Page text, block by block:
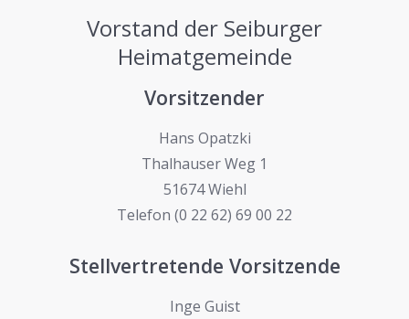
Vorstand der Seiburger
Heimatgemeinde
Vorsitzender
Hans Opatzki
Thalhauser Weg 1
51674 Wiehl
Telefon (0 22 62) 69 00 22
Stellvertretende Vorsitzende
Inge Guist